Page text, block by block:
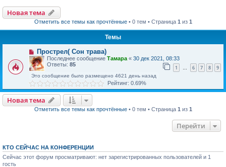
Новая тема
Отметить все темы как прочтённые• 0 тем • Страница 1 из 1
Темы
Прострел( Сон трава)
Последнее сообщение Тамара « 30 дек 2021, 08:33
Ответы: 85 1 … 6 7 8 9
Это сообщение было размещено 4621 день назад
Рейтинг: 0.69%
Новая тема
Отметить все темы как прочтённые• 0 тем • Страница 1 из 1
Перейти
КТО СЕЙЧАС НА КОНФЕРЕНЦИИ
Сейчас этот форум просматривают: нет зарегистрированных пользователей и 1
гость